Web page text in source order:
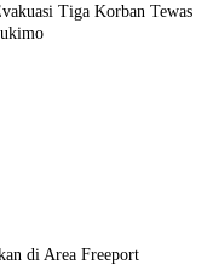
Tiga Korban Tewas
di Area Freeport